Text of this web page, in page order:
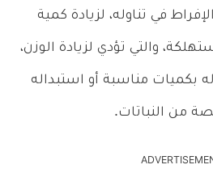
في تناوله، لزيادة كمية
والتي تؤدي لزيادة الوزن،
بكميات مناسبة أو استبداله
من النباتات.